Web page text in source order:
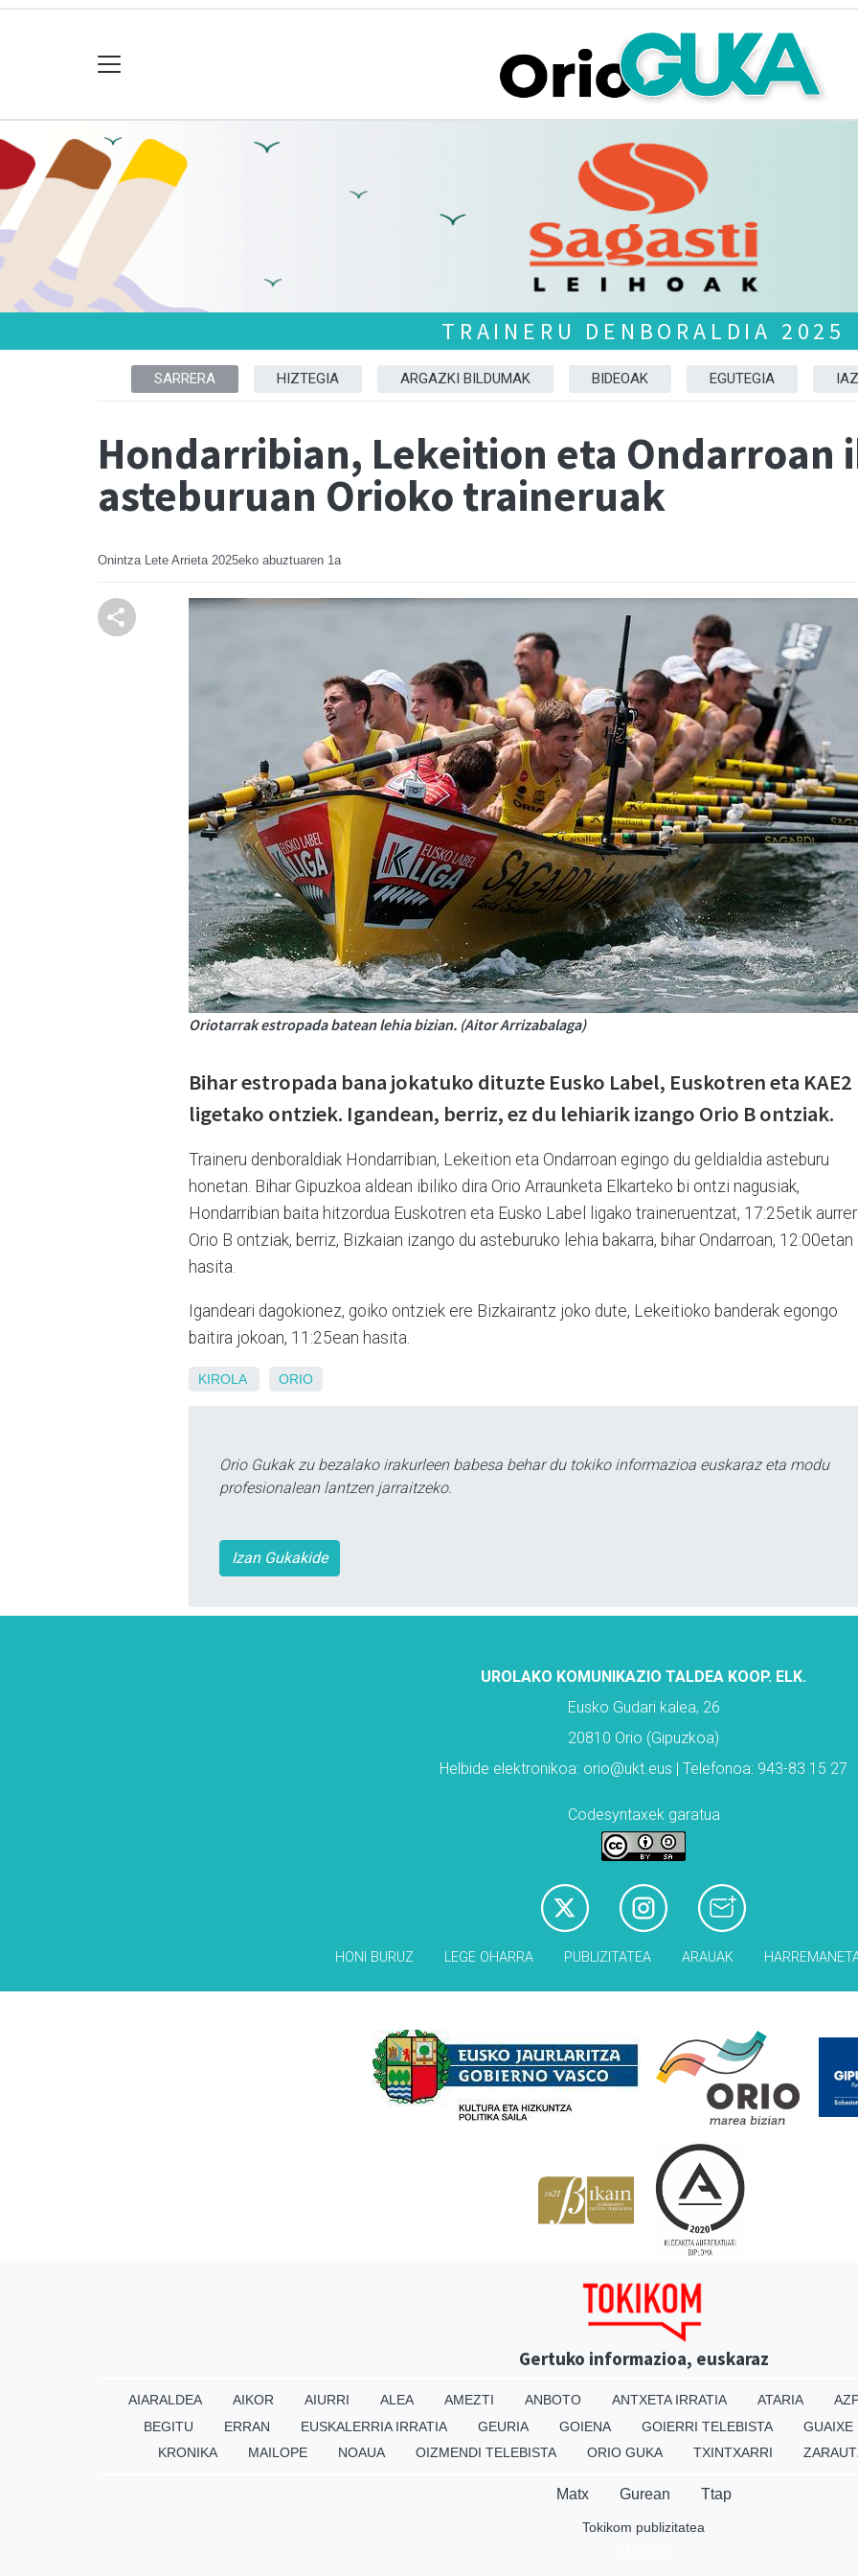
TRAINERU DENBORALDIA 2025
SARRERA HIZTEGIA ARGAZKI BILDUMAK BIDEOAK EGUTEGIA
Hondarribian, Lekeition eta Ondarroan
asteburuan Orioko traineruak
Onintza Lete Arrieta 2025eko abuztuaren 1a
Oriotarrak estropada batean lehia bizian. (Aitor Arrizabalaga)
Bihar estropada bana jokatuko dituzte Eusko Label, Euskotren eta KAE2
ligetako ontziek. Igandean, berriz, ez du lehiarik izango Orio B ontziak.
Traineru denboraldiak Hondarribian, Lekeition eta Ondarroan egingo du geldialdia asteburu
honetan. Bihar Gipuzkoa aldean ibiliko dira Orio Arraunketa Elkarteko bi ontzi nagusiak,
Hondarribian baita hitzordua Euskotren eta Eusko Label ligako traineruentzat, 17:25etik
Orio B ontziak, berriz, Bizkaian izango du asteburuko lehia bakarra, bihar Ondarroan, 12:00etan
hasita.
Igandeari dagokionez, goiko ontziek ere Bizkairantz joko dute, Lekeitioko banderak egongo
baitira jokoan, 11:25ean hasita.
KIROLA ORIO
Orio Gukak zu bezalako irakurleen babesa behar du tokiko informazioa euskaraz eta modu
profesionalean lantzen jarraitzeko.
Izan Gukakide
UROLAKO KOMUNIKAZIO TALDEA KOOP. ELK.
Eusko Gudari kalea, 26
20810 Orio (Gipuzkoa)
Helbide elektronikoa: orio@ukt.eus | Telefonoa: 943-83 15 27
Codesyntaxek garatua
HONI BURUZ LEGE OHARRA PUBLIZITATEA ARAUAK
Gertuko informazioa, euskaraz
AIARALDEA AIKOR AIURRI ALEA AMEZTI ANBOTO ANTXETA IRRATIA ATARIA
BEGITU
ERRAN EUSKALERRIA IRRATIA GEURIA GOIENA GOIERRI TELEBISTA
GUAIXE
KRONIKA
MAILOPE NOAUA OIZMENDI TELEBISTA ORIO GUKA TXINTXARRI
Matx Gurean Ttap
Tokikom publizitatea